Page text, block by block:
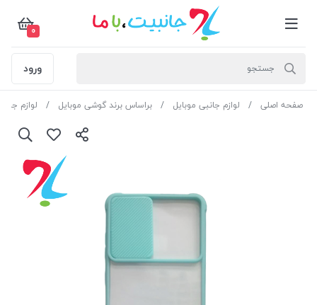
0
ورود
صفحه اصلی لوازم جانبی موبایل براساس برند گوشی موبایل لوازم